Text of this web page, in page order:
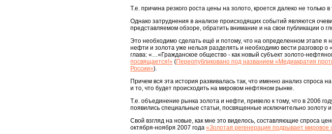
Т.е. причина резкого роста цены на золото, кроется далеко не только
Однако затруднения в анализе происходящих событий являются
представляемом обзоре, обратить внимание и на свои публикации о
Это необходимо сделать ещё и потому, что на определенном этапе
нефти и золота уже нельзя разделять и необходимо вести разговор
глава: «…«Гражданское общество - как новый субъект золото-
посвящается!» (Переопубликовано под названием «Медиакратия
России»).
Причем вся эта история развивалась так, что именно анализ спроса
и то, что будет происходить на мировом нефтяном рынке.
Т.е. объединение рынка золота и нефти, привело к тому, что в 2006
появились специальные статьи, посвященные исключительно золоту
Свой взгляд на новые, как мне это виделось, составляющие спроса
октября-ноября 2007 года «Золотая регенерация подрывает мировое